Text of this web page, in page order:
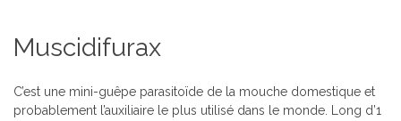
Muscidifurax
C’est une mini-guêpe parasitoïde de la mouche domestique et
probablement l’auxiliaire le plus utilisé dans le monde. Long d’1